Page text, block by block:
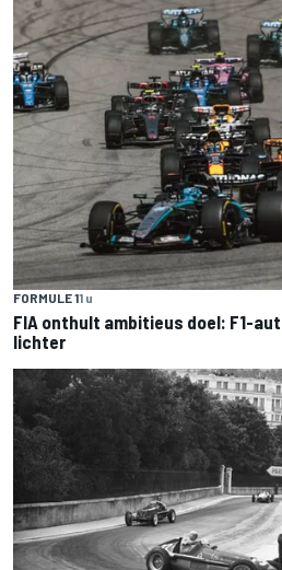
FORMULE 11 u
FIA onthult ambitieus doel: F1-
lichter